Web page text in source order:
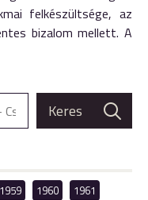
felkészültsége, az
bizalom mellett. A
1959 1960
1961